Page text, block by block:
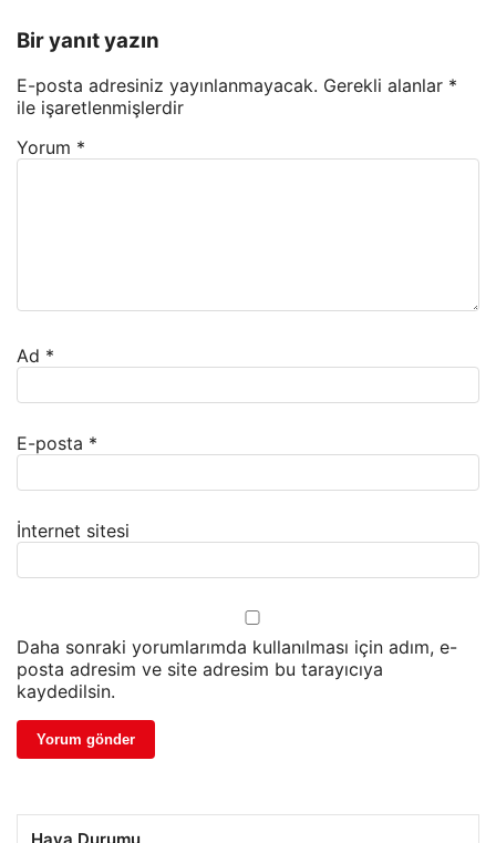
Bir yanıt yazın
E-posta adresiniz yayınlanmayacak. Gerekli alanlar *
ile işaretlenmişlerdir
Yorum *
Ad *
E-posta *
İnternet sitesi
Daha sonraki yorumlarımda kullanılması için adım, e-
posta adresim ve site adresim bu tarayıcıya
kaydedilsin.